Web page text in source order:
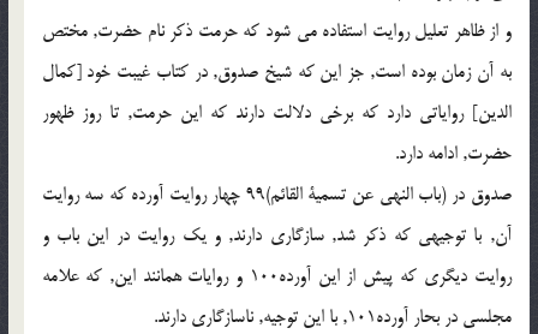
و از ظاهر تعلیل روایت استفاده می شود که حرمت ذکر نام حضرت, مختص
به آن زمان بوده است, جز این که شیخ صدوق, در کتاب غیبت خود [کمال
الدین] روایاتی دارد که برخی دلالت دارند که این حرمت, تا روز ظهور
حضرت, ادامه دارد.
صدوق در (باب النهی عن تسمیة القائم)99 چهار روایت آورده که سه روایت
آن, با توجیهی که ذکر شد, سازگاری دارند, و یک روایت در این باب و
روایت دیگری که پیش از این آورده100 و روایات همانند این, که علامه
مجلسی در بحار آورده101, با این توجیه, ناسازگاری دارند.